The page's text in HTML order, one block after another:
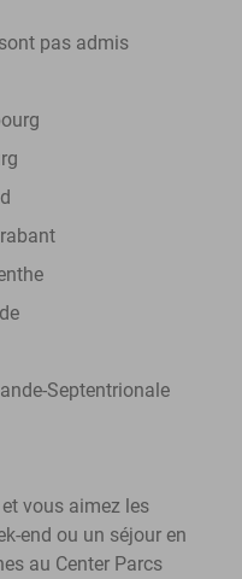
pas admis
Septentrionale
vous aimez les
end ou un séjour en
au Center Parcs